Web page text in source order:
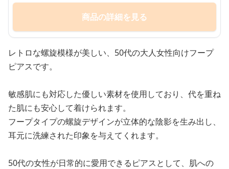
商品の詳細を見る
レトロな螺旋模様が美しい、50代の大人女性向けフープ
ピアスです。
敏感肌にも対応した優しい素材を使用しており、代を重ね
た肌にも安心して着けられます。
フープタイプの螺旋デザインが立体的な陰影を生み出し、
耳元に洗練された印象を与えてくれます。
50代の女性が日常的に愛用できるピアスとして、肌への